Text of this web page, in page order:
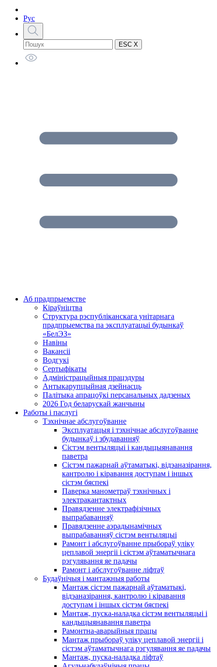
Рус
ESC X
Аб прадпрыемстве
Кіраўніцтва
Структура рэспубліканскага унітарнага
прадпрыемства па эксплуатацыі будынкаў
«БелЭЗ»
Навіны
Вакансіі
Водгукі
Сертыфікаты
Адміністрацыйныя працэдуры
Антыкарупцыйная дзейнасць
Палітыка апрацоўкі персанальных дадзеных
2026 Год беларускай жанчыны
Работы і паслугі
Тэхнічнае абслугоўванне
Эксплуатацыя і тэхнічнае абслугоўванне
будынкаў і збудаванняў
Сістэм вентыляцыі і кандыцыянавання
паветра
Сістэм пажарнай аўтаматыкі, відэаназірання,
кантролю і кіравання доступам і іншых
сістэм бяспекі
Паверка манометраў тэхнічных і
электракантактных
Правядзенне электрафізічных
выпрабаванняў
Правядзенне аэрадынамічных
выпрабаванняў сістэм вентыляцыі
Рамонт і абслугоўванне прыбораў уліку
цеплавой энергіі і сістэм аўтаматычнага
рэгулявання яе падачы
Рамонт і абслугоўванне ліфтаў
Будаўнічыя і мантажныя работы
Мантаж сістэм пажарнай аўтаматыкі,
відэаназірання, кантролю і кіравання
доступам і іншых сістэм бяспекі
Мантаж, пуска-наладка сістэм вентыляцыі і
кандыцыянавання паветра
Рамонтна-аварыйныя працы
Мантаж прыбораў уліку цеплавой энергіі і
сістэм аўтаматычнага рэгулявання яе падачы
Мантаж, пуска-наладка ліфтаў